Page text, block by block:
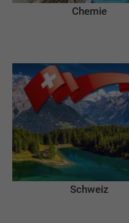
Chemie
Schweiz